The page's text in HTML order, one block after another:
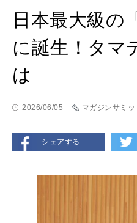
日本最大級の
に誕生！タマ
は
2026/06/05 マガジンサミ
シェアする